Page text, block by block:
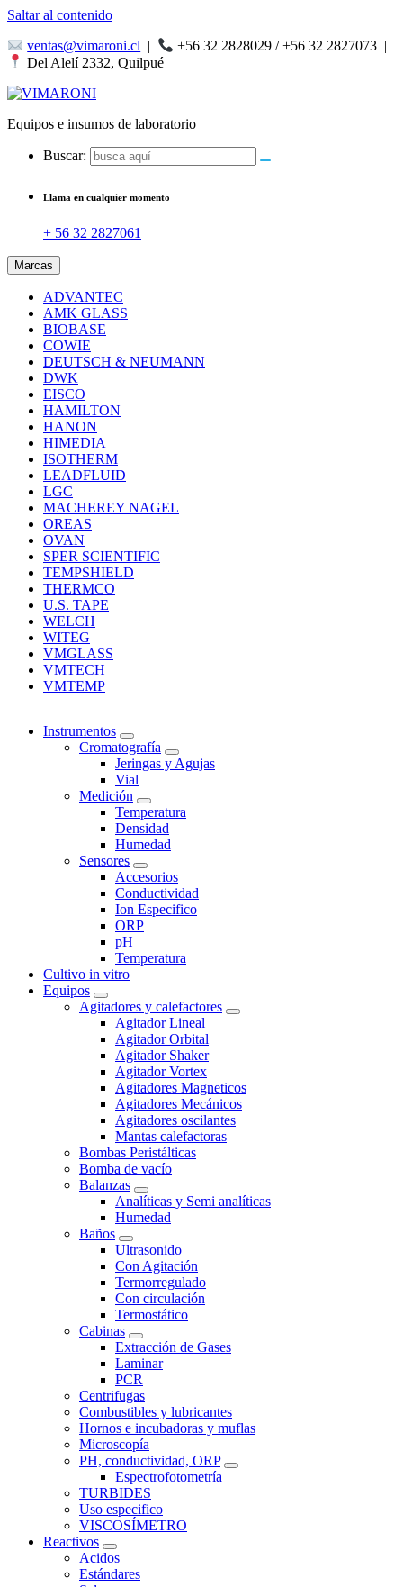
Saltar al contenido
ventas@vimaroni.cl | +56 32 2828029 / +56 32 2827073 |
Del Alelí 2332, Quilpué
Equipos e insumos de laboratorio
Buscar:
Llama en cualquier momento
+ 56 32 2827061
Marcas
ADVANTEC
AMK GLASS
BIOBASE
COWIE
DEUTSCH & NEUMANN
DWK
EISCO
HAMILTON
HANON
HIMEDIA
ISOTHERM
LEADFLUID
LGC
MACHEREY NAGEL
OREAS
OVAN
SPER SCIENTIFIC
TEMPSHIELD
THERMCO
U.S. TAPE
WELCH
WITEG
VMGLASS
VMTECH
VMTEMP
Instrumentos
Cromatografía
Jeringas y Agujas
Vial
Medición
Temperatura
Densidad
Humedad
Sensores
Accesorios
Conductividad
Ion Especifico
ORP
pH
Temperatura
Cultivo in vitro
Equipos
Agitadores y calefactores
Agitador Lineal
Agitador Orbital
Agitador Shaker
Agitador Vortex
Agitadores Magneticos
Agitadores Mecánicos
Agitadores oscilantes
Mantas calefactoras
Bombas Peristálticas
Bomba de vacío
Balanzas
Analíticas y Semi analíticas
Humedad
Baños
Ultrasonido
Con Agitación
Termorregulado
Con circulación
Termostático
Cabinas
Extracción de Gases
Laminar
PCR
Centrifugas
Combustibles y lubricantes
Hornos e incubadoras y muflas
Microscopía
PH, conductividad, ORP
Espectrofotometría
TURBIDES
Uso especifico
VISCOSÍMETRO
Reactivos
Acidos
Estándares